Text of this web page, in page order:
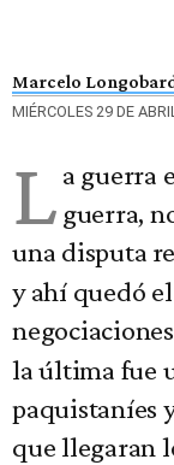
Marcelo
MIÉRCOLES 29 DE
L a guerra
guerra,
una disputa
y ahí quedó
la última fue
paquistaníes
que llegaran